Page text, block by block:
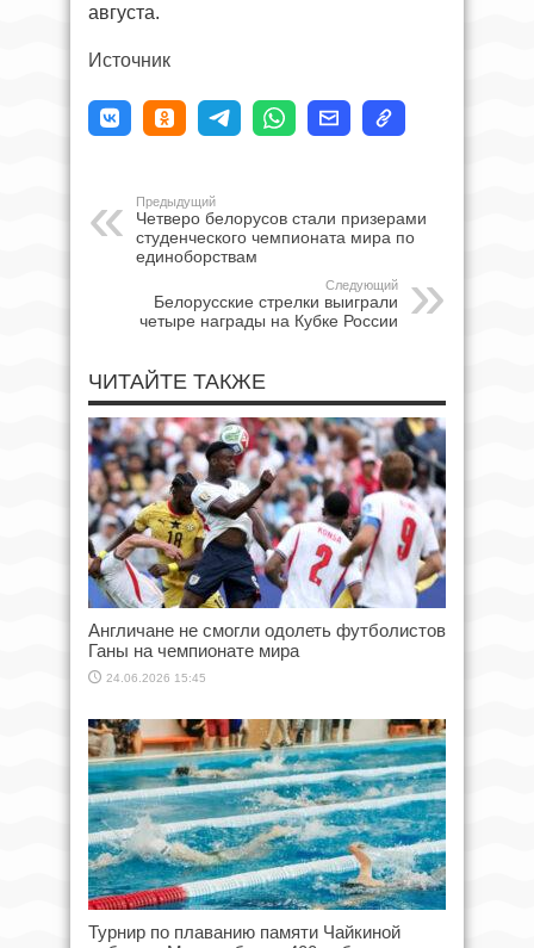
августа.
Источник
Предыдущий
Четверо белорусов стали призерами
студенческого чемпионата мира по
единоборствам
Следующий
Белорусские стрелки выиграли
четыре награды на Кубке России
ЧИТАЙТЕ ТАКЖЕ
Англичане не смогли одолеть футболистов
Ганы на чемпионате мира
24.06.2026 15:45
Турнир по плаванию памяти Чайкиной